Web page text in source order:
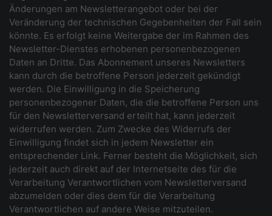
Änderungen am Newsletterangebot oder bei der
Veränderung der technischen Gegebenheiten der Fall sein
könnte. Es erfolgt keine Weitergabe der im Rahmen des
Newsletter-Dienstes erhobenen personenbezogenen
Daten an Dritte. Das Abonnement unseres Newsletters
kann durch die betroffene Person jederzeit gekündigt
werden. Die Einwilligung in die Speicherung
personenbezogener Daten, die die betroffene Person uns
für den Newsletterversand erteilt hat, kann jederzeit
widerrufen werden. Zum Zwecke des Widerrufs der
Einwilligung findet sich in jedem Newsletter ein
entsprechender Link. Ferner besteht die Möglichkeit, sich
jederzeit auch direkt auf der Internetseite des für die
Verarbeitung Verantwortlichen vom Newsletterversand
abzumelden oder dies dem für die Verarbeitung
Verantwortlichen auf andere Weise mitzuteilen.